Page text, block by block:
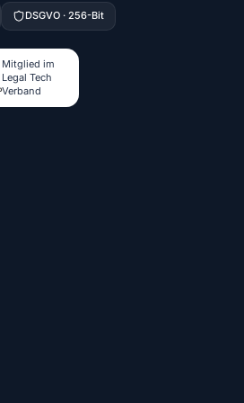
DSGVO · 256-Bit
Mitglied im
Legal Tech
Verband